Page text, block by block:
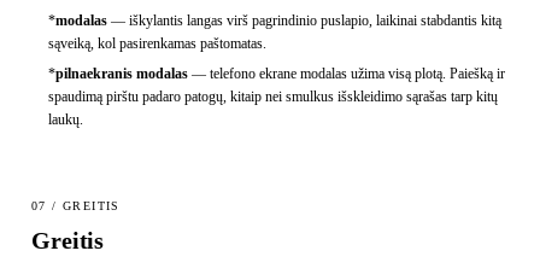
*modalas— iškylantis langas virš pagrindinio puslapio, laikinai stabdantis kitą
sąveiką, kol pasirenkamas paštomatas.
*pilnaekranis modalas— telefono ekrane modalas užima visą plotą. Paiešką ir
spaudimą pirštu padaro patogų, kitaip nei smulkus išskleidimo sąrašas tarp kitų
laukų.
07 / GREITIS
Greitis